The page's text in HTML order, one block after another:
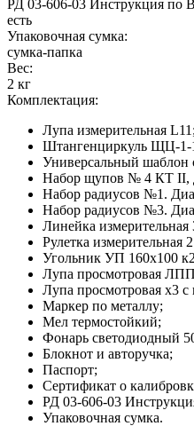
РД 03-606-03 Инструкция по
есть
Упаковочная сумка:
сумка-папка
Вес:
2 кг
Комплектация:
Лупа измерительная L11;
Штангенциркуль ЩЦ-1-
Универсальный
Набор щупов № 4 КТ II,
Набор радиусов №1.
Набор радиусов №3.
Линейка измерительная
Рулетка измерительная
Угольник УП 160х100
Лупа просмотровая
Лупа просмотровая х3 с
Маркер по металлу;
Мел термостойкий;
Фонарь светодиодный
Блокнот и авторучка;
Паспорт;
Сертификат о
РД 03-606-03
Упаковочная сумка.